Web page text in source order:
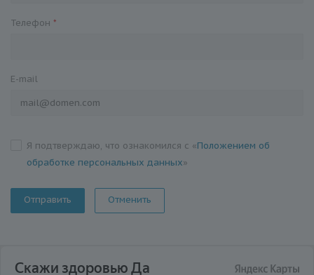
Телефон *
E-mail
Я подтверждаю, что ознакомился с «Положением об
обработке персональных данных»
Отменить